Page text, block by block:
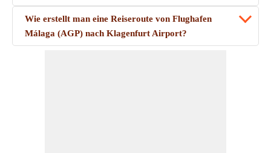
Wie erstellt man eine Reiseroute von Flughafen
Málaga (AGP) nach Klagenfurt Airport?